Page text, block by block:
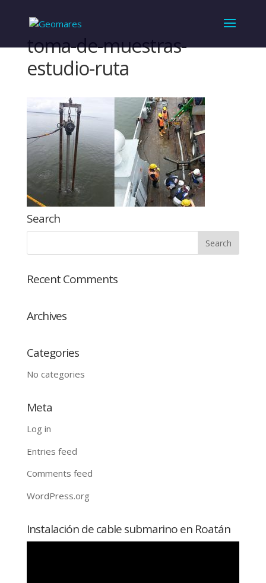
toma-de-muestras-
estudio-ruta
Search
Recent Comments
Archives
Categories
No categories
Meta
Log in
Entries feed
Comments feed
WordPress.org
Instalación de cable submarino en Roatán